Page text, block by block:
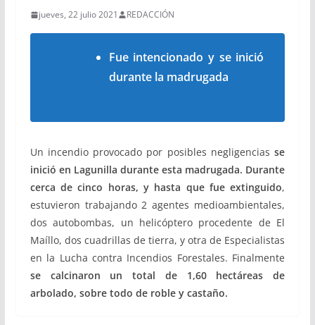
jueves, 22 julio 2021 REDACCIÓN
Fue intencionado y se inició
durante la madrugada
Un incendio provocado por posibles negligenciasse
inició en Lagunilla durante esta madrugada. Durante
cerca de cinco horas, y hasta que fue extinguido,
estuvieron trabajando 2 agentes medioambientales,
dos autobombas, un helicóptero procedente de El
Maíllo, dos cuadrillas de tierra, y otra de Especialistas
en la Lucha contra Incendios Forestales. Finalmente
se calcinaron un total de 1,60 hectáreas de
arbolado, sobre todo de roble y castaño.